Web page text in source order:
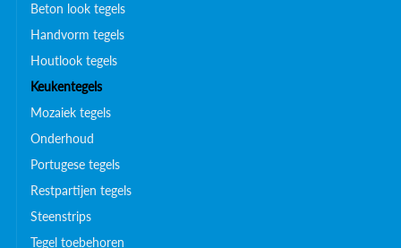
Beton look tegels
Handvorm tegels
Houtlook tegels
Keukentegels
Mozaiek tegels
Onderhoud
Portugese tegels
Restpartijen tegels
Steenstrips
Tegel toebehoren